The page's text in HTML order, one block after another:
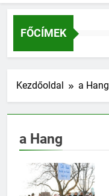
FŐCÍMEK
Kezdőoldal a Hang
a Hang